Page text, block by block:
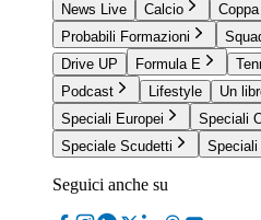
News Live
Calcio
Probabili Formazioni
Drive UP
Formula E
Podcast
Lifestyle
Un
Speciali Europei
Speciali
Speciale Scudetti
Speciali
Seguici anche su